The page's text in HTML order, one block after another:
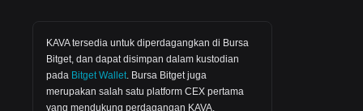
KAVA tersedia untuk diperdagangkan di Bursa
Bitget , dan dapat disimpan dalam kustodian
pada Bitget Wallet Bursa Bitget juga
merupakan salah satu platform CEX pertama
yang mendukung perdagangan KAVA.